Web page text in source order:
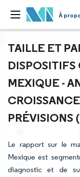
À
TAILLE ET
DISPOSITIFS
MEXIQUE -
PRÉVISIONS
Le rapport sur le
Mexique est
diagnostic et de